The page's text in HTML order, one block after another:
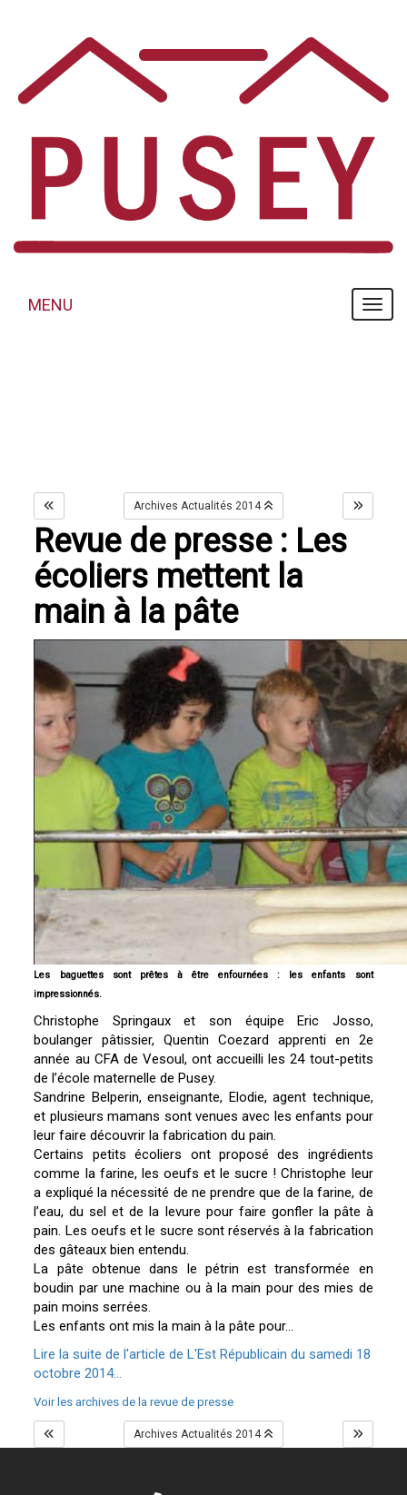
MENU
MENU
Archives Actualités 2014
Revue de presse : Les
écoliers mettent la
main à la pâte
Les baguettes sont prêtes à être enfournées : les enfants sont
impressionnés.
Christophe Springaux et son équipe Eric Josso,
boulanger pâtissier, Quentin Coezard apprenti en 2e
année au CFA de Vesoul, ont accueilli les 24 tout-petits
de l’école maternelle de Pusey.
Sandrine Belperin, enseignante, Elodie, agent technique,
et plusieurs mamans sont venues avec les enfants pour
leur faire découvrir la fabrication du pain.
Certains petits écoliers ont proposé des ingrédients
comme la farine, les oeufs et le sucre ! Christophe leur
a expliqué la nécessité de ne prendre que de la farine, de
l’eau, du sel et de la levure pour faire gonfler la pâte à
pain. Les oeufs et le sucre sont réservés à la fabrication
des gâteaux bien entendu.
La pâte obtenue dans le pétrin est transformée en
boudin par une machine ou à la main pour des mies de
pain moins serrées.
Les enfants ont mis la main à la pâte pour...
Lire la suite de l'article de L'Est Républicain du samedi 18
octobre 2014...
Voir les archives de la revue de presse
Archives Actualités 2014